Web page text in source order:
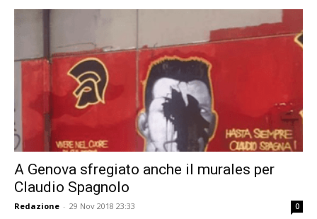
A Genova sfregiato anche il murales per
Claudio Spagnolo
Redazione - 29 Nov 2018 23:33 0